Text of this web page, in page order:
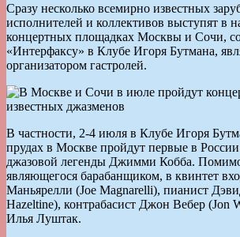
Сразу несколько всемирно известных
исполнителей и коллективов выступят в
концертных площадках Москвы и Сочи,
«Интерфаксу» в Клубе Игоря Бутмана,
организатором гастролей.
В частности, 2-4 июля в Клубе Игоря
прудах в Москве пройдут первые в
джазовой легенды Джимми Кобба.
являющегося барабанщиком, в квинтет
Маньярелли (Joe Magnarelli), пианист
Hazeltine), контрабасист Джон Вебер (Jon
Илья Луштак.